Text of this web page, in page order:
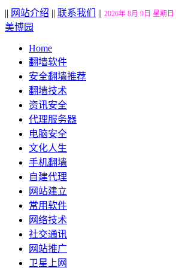
|| 网站介绍 || 联系我们 || 2026年 8月 9日 星期日
美博园
Home
翻墙软件
安全翻墙推荐
翻墙技术
资讯安全
代理服务器
电脑安全
文化人生
手机翻墙
自建代理
网站建立
常用软件
网络技术
社交通讯
网站推广
卫星上网